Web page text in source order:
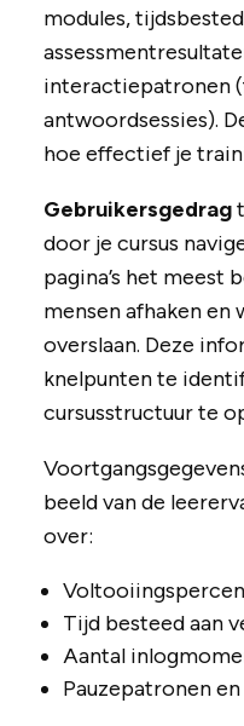
modules,
interactiepatronen
antwoordsessies).
hoe effectief je
Gebruikersgedrag
door je cursus
pagina’s het meest
mensen afhaken en
overslaan. Deze
knelpunten te
cursusstructuur te
beeld van de
over:
Tijd besteed aan
Aantal
Pauzepatronen